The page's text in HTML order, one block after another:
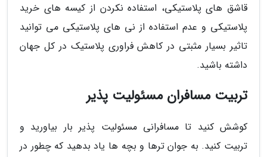
قاشق های پلاستیکی، استفاده نکردن از کیسه های خرید
پلاستیکی و عدم استفاده از نی های پلاستیکی می توانید
تاثیر بسیار مثبتی در کاهش فراوری پلاستیک در کل جهان
داشته باشید.
تربیت مسافران مسئولیت پذیر
کوشش کنید تا مسافرانی مسئولیت پذیر بار بیاورید و
تربیت کنید. به جوان ترها و بچه ها یاد بدهید که چطور در